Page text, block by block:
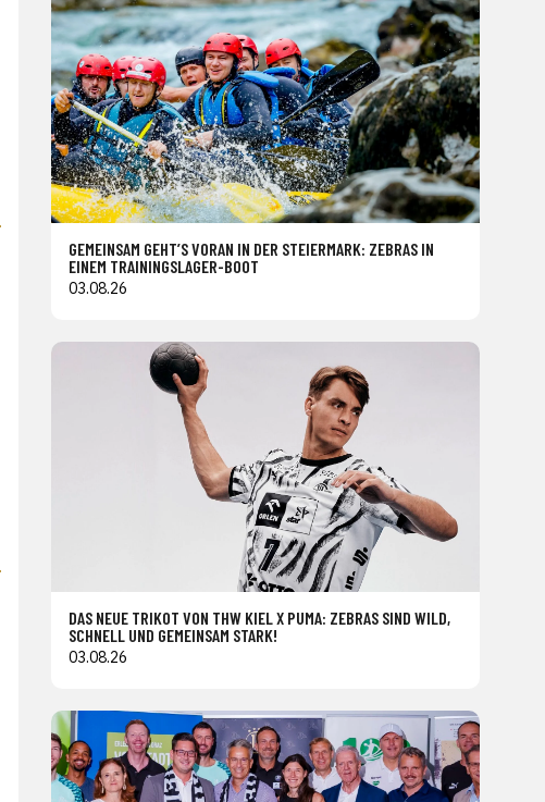
GEMEINSAM GEHT’S VORAN IN DER STEIERMARK: ZEBRAS IN
EINEM TRAININGSLAGER-BOOT
03.08.26
DAS NEUE TRIKOT VON THW KIEL X PUMA: ZEBRAS SIND WILD,
SCHNELL UND GEMEINSAM STARK!
03.08.26